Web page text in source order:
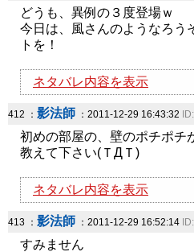
どうも、異例の３度登場ｗ
今日は、風さんのようなろう
トを！
ネタバレ内容を表示
412 ： 影法師 ：2011-12-29 16:43:32
初めの部屋の、壁のポチポチ
教えて下さい(ＴДＴ)
ネタバレ内容を表示
413 ： 影法師 ：2011-12-29 16:52:14
すみません